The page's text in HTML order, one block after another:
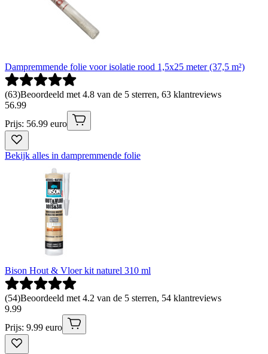
Dampremmende folie voor isolatie rood 1,5x25 meter (37,5 m²)
(63)Beoordeeld met 4.8 van de 5 sterren, 63 klantreviews
56.99
Prijs: 56.99 euro
Bekijk alles in dampremmende folie
Bison Hout & Vloer kit naturel 310 ml
(54)Beoordeeld met 4.2 van de 5 sterren, 54 klantreviews
9.99
Prijs: 9.99 euro